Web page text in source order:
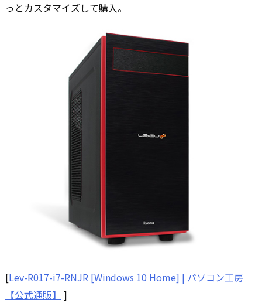
っとカスタマイズして購入。
[Lev-R017-i7-RNJR [Windows 10 Home] | パソコン工房
【公式通販】 ]